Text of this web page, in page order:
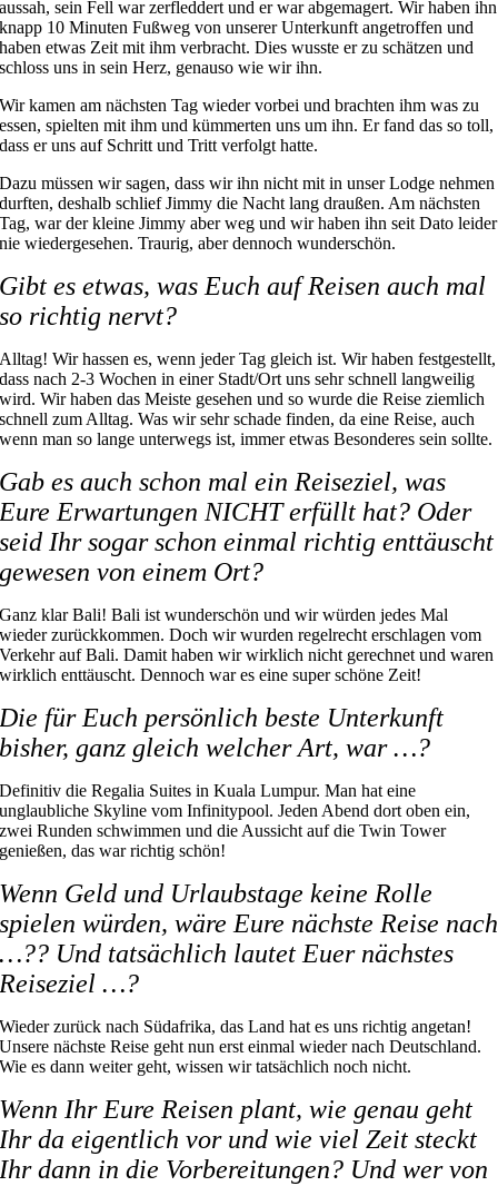
aussah, sein Fell war zerfleddert und er war abgemagert. Wir haben ihn
knapp 10 Minuten Fußweg von unserer Unterkunft angetroffen und
haben etwas Zeit mit ihm verbracht. Dies wusste er zu schätzen und
schloss uns in sein Herz, genauso wie wir ihn.
Wir kamen am nächsten Tag wieder vorbei und brachten ihm was zu
essen, spielten mit ihm und kümmerten uns um ihn. Er fand das so toll,
dass er uns auf Schritt und Tritt verfolgt hatte.
Dazu müssen wir sagen, dass wir ihn nicht mit in unser Lodge nehmen
durften, deshalb schlief Jimmy die Nacht lang draußen. Am nächsten
Tag, war der kleine Jimmy aber weg und wir haben ihn seit Dato leider
nie wiedergesehen. Traurig, aber dennoch wunderschön.
Gibt es etwas, was Euch auf Reisen auch mal
so richtig nervt?
Alltag! Wir hassen es, wenn jeder Tag gleich ist. Wir haben festgestellt,
dass nach 2-3 Wochen in einer Stadt/Ort uns sehr schnell langweilig
wird. Wir haben das Meiste gesehen und so wurde die Reise ziemlich
schnell zum Alltag. Was wir sehr schade finden, da eine Reise, auch
wenn man so lange unterwegs ist, immer etwas Besonderes sein sollte.
Gab es auch schon mal ein Reiseziel, was
Eure Erwartungen NICHT erfüllt hat? Oder
seid Ihr sogar schon einmal richtig enttäuscht
gewesen von einem Ort?
Ganz klar Bali! Bali ist wunderschön und wir würden jedes Mal
wieder zurückkommen. Doch wir wurden regelrecht erschlagen vom
Verkehr auf Bali. Damit haben wir wirklich nicht gerechnet und waren
wirklich enttäuscht. Dennoch war es eine super schöne Zeit!
Die für Euch persönlich beste Unterkunft
bisher, ganz gleich welcher Art, war …?
Definitiv die Regalia Suites in Kuala Lumpur. Man hat eine
unglaubliche Skyline vom Infinitypool. Jeden Abend dort oben ein,
zwei Runden schwimmen und die Aussicht auf die Twin Tower
genießen, das war richtig schön!
Wenn Geld und Urlaubstage keine Rolle
spielen würden, wäre Eure nächste Reise nach
…?? Und tatsächlich lautet Euer nächstes
Reiseziel …?
Wieder zurück nach Südafrika, das Land hat es uns richtig angetan!
Unsere nächste Reise geht nun erst einmal wieder nach Deutschland.
Wie es dann weiter geht, wissen wir tatsächlich noch nicht.
Wenn Ihr Eure Reisen plant, wie genau geht
Ihr da eigentlich vor und wie viel Zeit steckt
Ihr dann in die Vorbereitungen? Und wer von